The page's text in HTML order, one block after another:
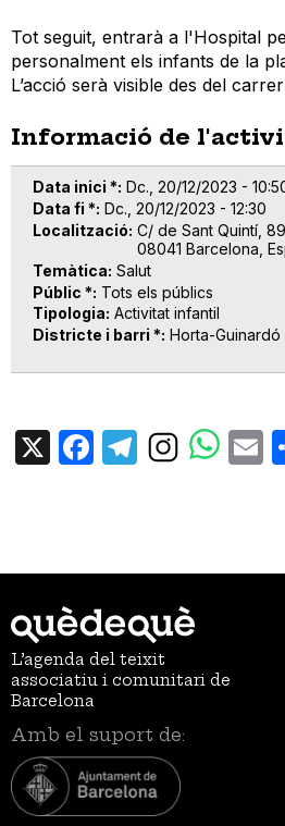
Tot seguit, entrarà a l'Hospital
personalment els infants de la
L’acció serà visible des del
Informació de
Data inici * Dc., 20/12/2023 -
Data fi * Dc., 20/12/2023 - 12:30
Localització C/ de Sant Quintí,
08041 Barcelona,
Temàtica Salut
Públic * Tots els públics
Tipologia Activitat infantil
Districte i barri * Horta-Guinardó
X Facebook
L’agenda del teixit
associatiu i comunitari de
Barcelona
Amb el suport de: